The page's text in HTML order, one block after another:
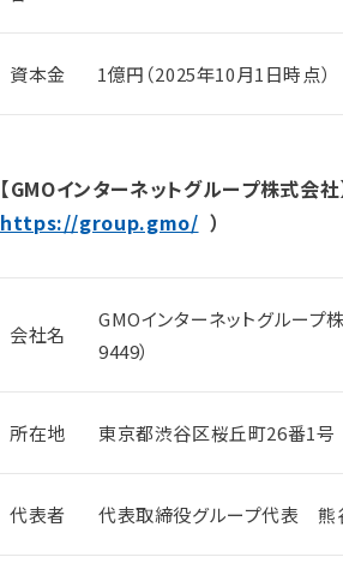
資本金 1億円（2025年10月1日時点）
【GMOインターネットグループ株式会社】
https://group.gmo/ ）
会社名
GMOインターネットグルー
9449）
所在地 東京都渋谷区桜丘町26番1号
代表者 代表取締役グループ代表 熊